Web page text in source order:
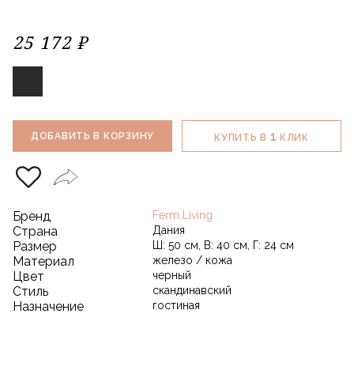
25 172 ₽
ДОБАВИТЬ В КОРЗИНУ КУПИТЬ В 1 КЛИК
Бренд Ferm Living
Страна Дания
Размер Ш: 50 см, В: 40 см, Г: 24 см
Материал железо / кожа
Цвет черный
Стиль скандинавский
Назначение гостиная